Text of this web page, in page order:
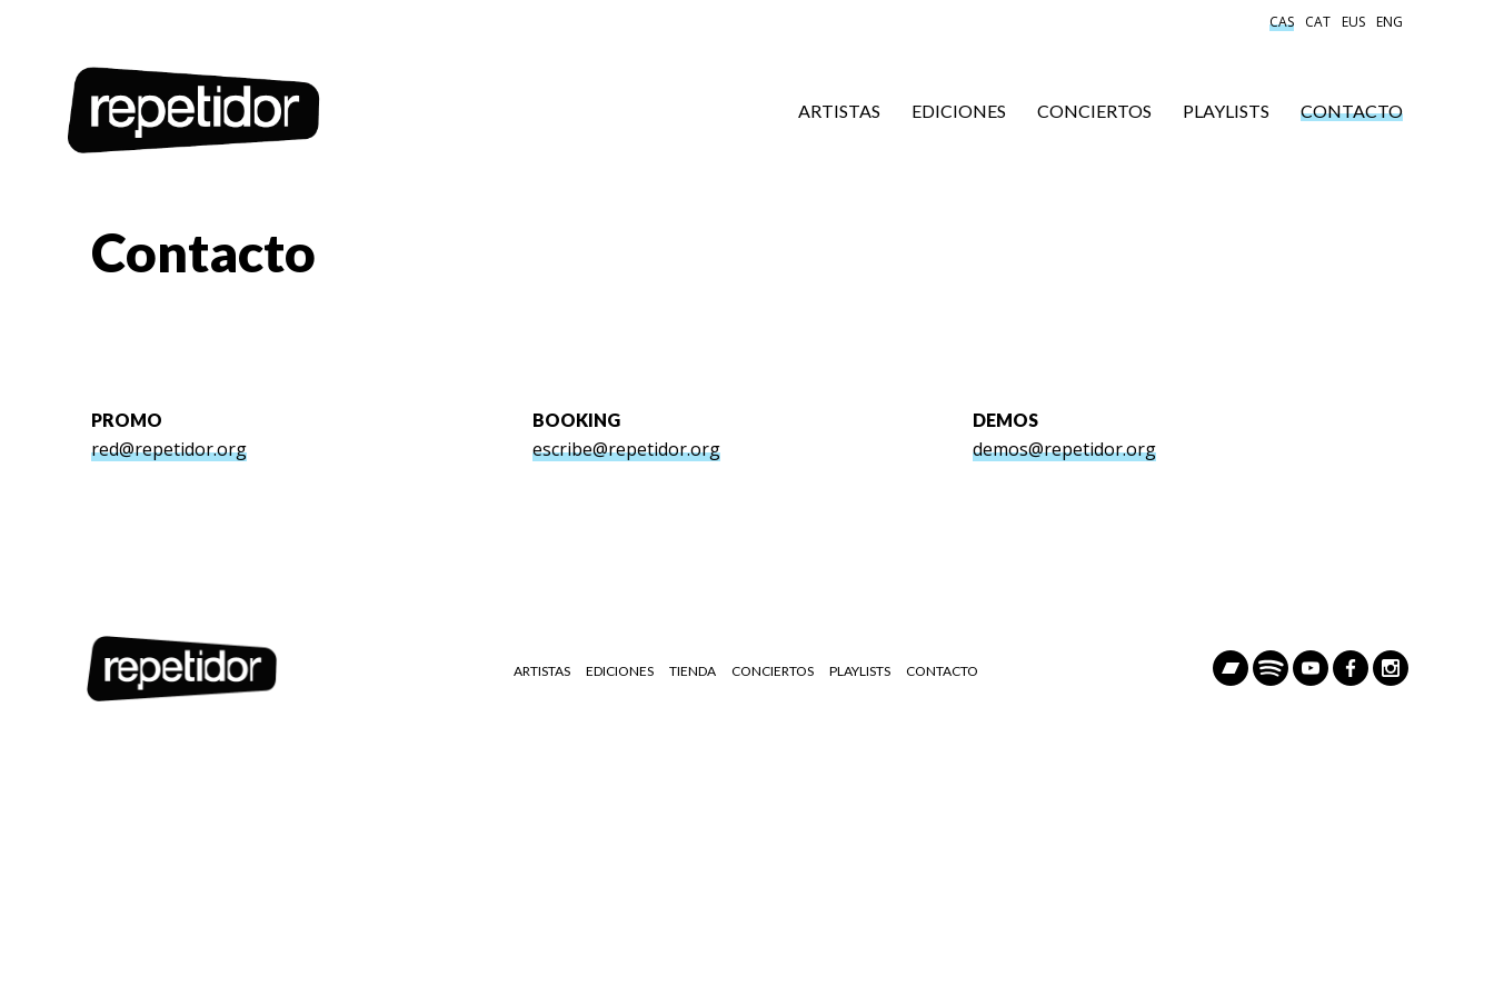
ARTISTAS EDICIONES CONCIERTOS PLAYLISTS CONTACTO
CAS CAT EUS ENG
Contacto
PROMO
red@repetidor.org
BOOKING
escribe@repetidor.org
DEMOS
demos@repetidor.org
ARTISTAS EDICIONES TIENDA CONCIERTOS PLAYLISTS CONTACTO